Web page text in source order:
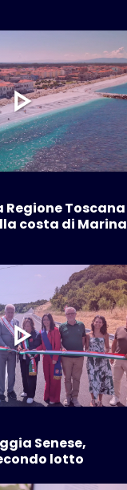
Toscana
costa di
Senese,
lotto